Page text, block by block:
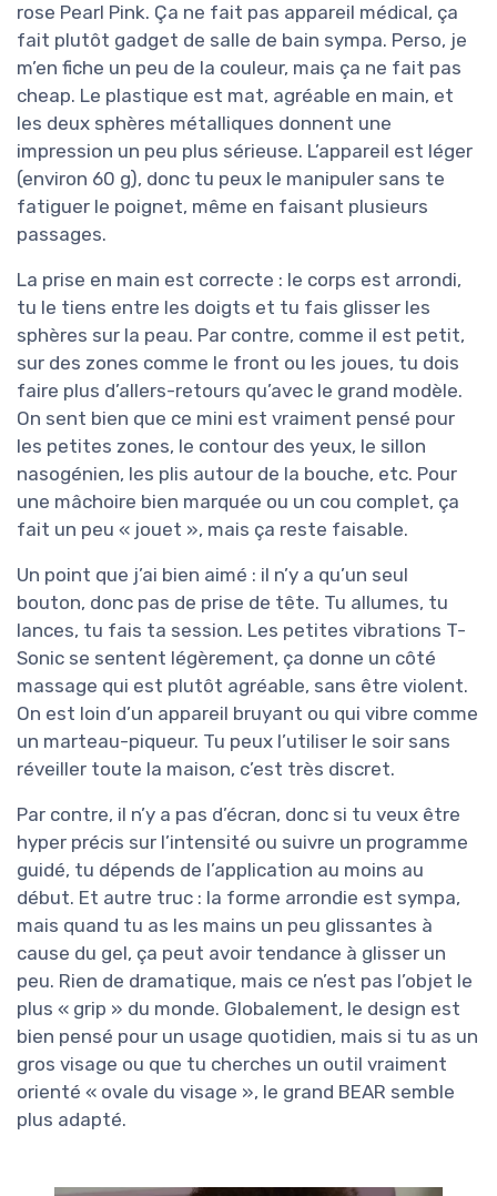
rose Pearl Pink. Ça ne fait pas appareil médical, ça
fait plutôt gadget de salle de bain sympa. Perso, je
m’en fiche un peu de la couleur, mais ça ne fait pas
cheap. Le plastique est mat, agréable en main, et
les deux sphères métalliques donnent une
impression un peu plus sérieuse. L’appareil est léger
(environ 60 g), donc tu peux le manipuler sans te
fatiguer le poignet, même en faisant plusieurs
passages.
La prise en main est correcte : le corps est arrondi,
tu le tiens entre les doigts et tu fais glisser les
sphères sur la peau. Par contre, comme il est petit,
sur des zones comme le front ou les joues, tu dois
faire plus d’allers-retours qu’avec le grand modèle.
On sent bien que ce mini est vraiment pensé pour
les petites zones, le contour des yeux, le sillon
nasogénien, les plis autour de la bouche, etc. Pour
une mâchoire bien marquée ou un cou complet, ça
fait un peu « jouet », mais ça reste faisable.
Un point que j’ai bien aimé : il n’y a qu’un seul
bouton, donc pas de prise de tête. Tu allumes, tu
lances, tu fais ta session. Les petites vibrations T-
Sonic se sentent légèrement, ça donne un côté
massage qui est plutôt agréable, sans être violent.
On est loin d’un appareil bruyant ou qui vibre comme
un marteau-piqueur. Tu peux l’utiliser le soir sans
réveiller toute la maison, c’est très discret.
Par contre, il n’y a pas d’écran, donc si tu veux être
hyper précis sur l’intensité ou suivre un programme
guidé, tu dépends de l’application au moins au
début. Et autre truc : la forme arrondie est sympa,
mais quand tu as les mains un peu glissantes à
cause du gel, ça peut avoir tendance à glisser un
peu. Rien de dramatique, mais ce n’est pas l’objet le
plus « grip » du monde. Globalement, le design est
bien pensé pour un usage quotidien, mais si tu as un
gros visage ou que tu cherches un outil vraiment
orienté « ovale du visage », le grand BEAR semble
plus adapté.